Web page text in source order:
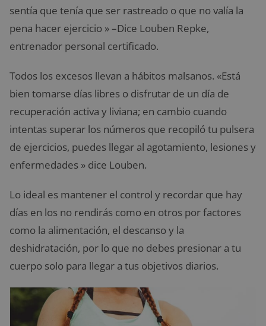
sentía que tenía que ser rastreado o que no valía la
pena hacer ejercicio » –Dice Louben Repke,
entrenador personal certificado.
Todos los excesos llevan a hábitos malsanos. «Está
bien tomarse días libres o disfrutar de un día de
recuperación activa y liviana; en cambio cuando
intentas superar los números que recopiló tu pulsera
de ejercicios, puedes llegar al agotamiento, lesiones y
enfermedades » dice Louben.
Lo ideal es mantener el control y recordar que hay
días en los no rendirás como en otros por factores
como la alimentación, el descanso y la
deshidratación, por lo que no debes presionar a tu
cuerpo solo para llegar a tus objetivos diarios.